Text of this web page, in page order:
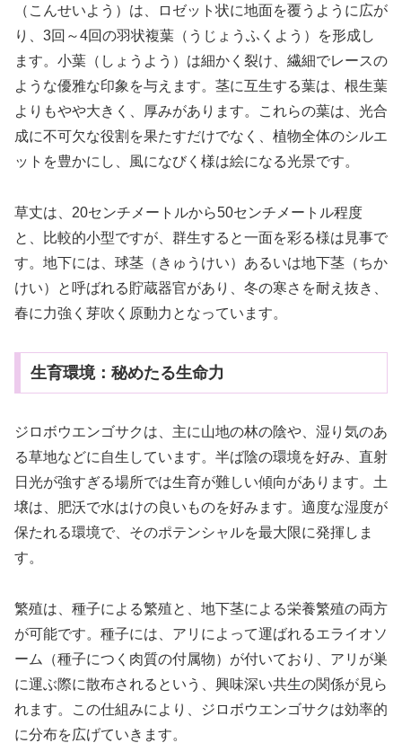
（こんせいよう）は、ロゼット状に地面を覆うように広が
り、3回～4回の羽状複葉（うじょうふくよう）を形成し
ます。小葉（しょうよう）は細かく裂け、繊細でレースの
ような優雅な印象を与えます。茎に互生する葉は、根生葉
よりもやや大きく、厚みがあります。これらの葉は、光合
成に不可欠な役割を果たすだけでなく、植物全体のシルエ
ットを豊かにし、風になびく様は絵になる光景です。
草丈は、20センチメートルから50センチメートル程度
と、比較的小型ですが、群生すると一面を彩る様は見事で
す。地下には、球茎（きゅうけい）あるいは地下茎（ちか
けい）と呼ばれる貯蔵器官があり、冬の寒さを耐え抜き、
春に力強く芽吹く原動力となっています。
生育環境：秘めたる生命力
ジロボウエンゴサクは、主に山地の林の陰や、湿り気のあ
る草地などに自生しています。半ば陰の環境を好み、直射
日光が強すぎる場所では生育が難しい傾向があります。土
壌は、肥沃で水はけの良いものを好みます。適度な湿度が
保たれる環境で、そのポテンシャルを最大限に発揮しま
す。
繁殖は、種子による繁殖と、地下茎による栄養繁殖の両方
が可能です。種子には、アリによって運ばれるエライオソ
ーム（種子につく肉質の付属物）が付いており、アリが巣
に運ぶ際に散布されるという、興味深い共生の関係が見ら
れます。この仕組みにより、ジロボウエンゴサクは効率的
に分布を広げていきます。